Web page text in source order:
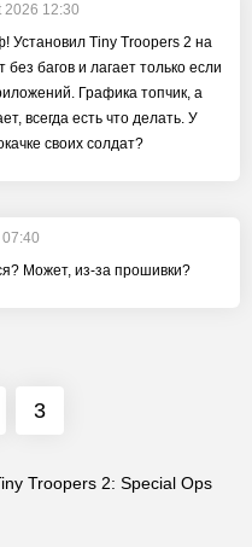
2026 12:30
Установил Tiny Troopers 2 на
багов и лагает только если
Графика топчик, а
всегда есть что делать. У
своих солдат?
Может, из-за прошивки?
3
Troopers 2: Special Ops